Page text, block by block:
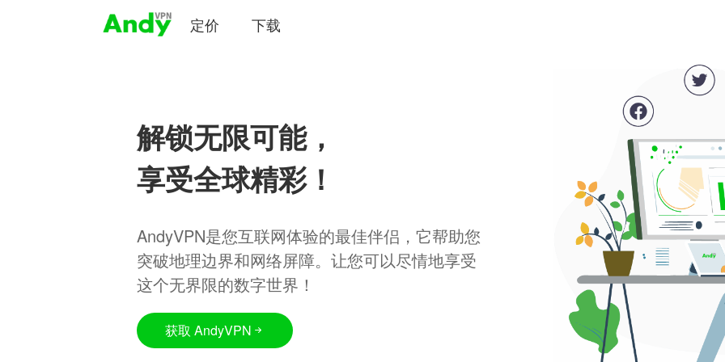
定价 下载
解锁无限可能，
享受全球精彩！
AndyVPN是您互联网体验的最佳伴侣，它帮助您
突破地理边界和网络屏障。让您可以尽情地享受
这个无界限的数字世界！
获取 AndyVPN